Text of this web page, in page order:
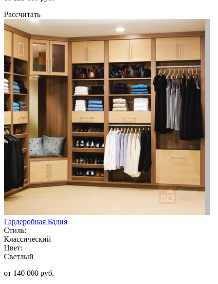
Рассчитать
Гардеробная Бадия
Стиль:
Классический
Цвет:
Светлый
от 140 000 руб.